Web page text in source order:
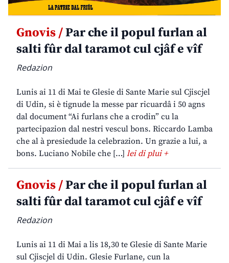
Gnovis /Par che il popul furlan al
salti fûr dal taramot cul cjâf e vîf
Redazion
Lunis ai 11 di Mai te Glesie di Sante Marie sul Cjiscjel
di Udin, si è tignude la messe par ricuardâ i 50 agns
dal document “Ai furlans che a crodin” cu la
partecipazion dal nestri vescul bons. Riccardo Lamba
che al à presiedude la celebrazion. Un grazie a lui, a
bons. Luciano Nobile che […] lei di plui +
Gnovis /Par che il popul furlan al
salti fûr dal taramot cul cjâf e vîf
Redazion
Lunis ai 11 di Mai a lis 18,30 te Glesie di Sante Marie
sul Cjiscjel di Udin. Glesie Furlane, cun la